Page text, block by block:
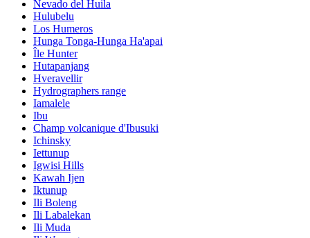
Nevado del Huila
Hulubelu
Los Humeros
Hunga Tonga-Hunga Ha'apai
Île Hunter
Hutapanjang
Hveravellir
Hydrographers range
Iamalele
Ibu
Champ volcanique d'Ibusuki
Ichinsky
Iettunup
Igwisi Hills
Kawah Ijen
Iktunup
Ili Boleng
Ili Labalekan
Ili Muda